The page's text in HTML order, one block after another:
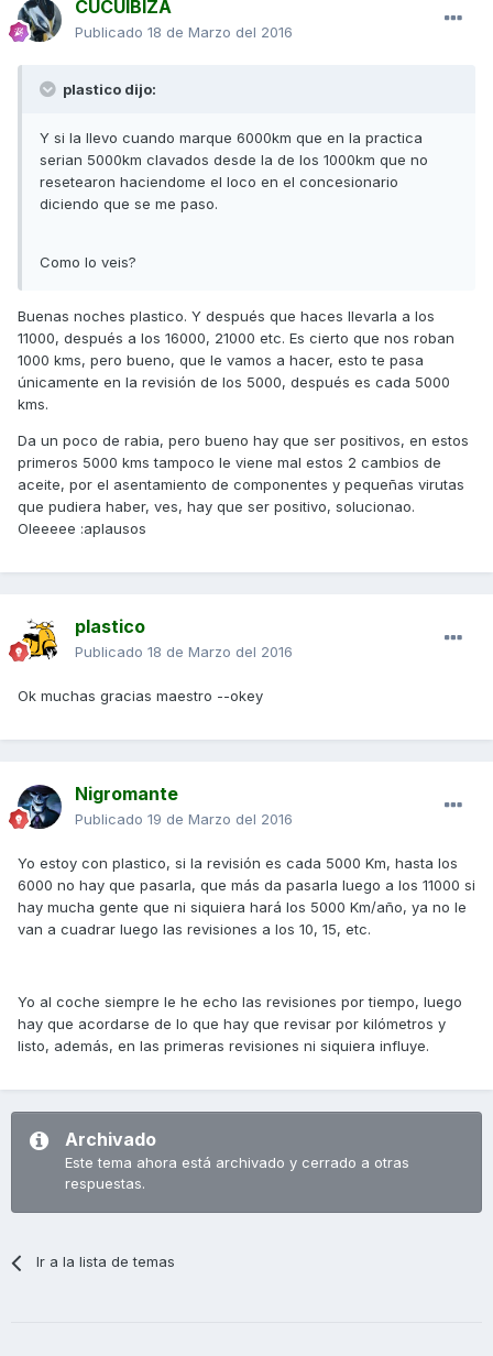
CUCUIBIZA
Publicado 18 de Marzo del 2016
plastico dijo:
Y si la llevo cuando marque 6000km que en la practica
serian 5000km clavados desde la de los 1000km que no
resetearon haciendome el loco en el concesionario
diciendo que se me paso.
Como lo veis?
Buenas noches plastico. Y después que haces llevarla a los
11000, después a los 16000, 21000 etc. Es cierto que nos roban
1000 kms, pero bueno, que le vamos a hacer, esto te pasa
únicamente en la revisión de los 5000, después es cada 5000
kms.
Da un poco de rabia, pero bueno hay que ser positivos, en estos
primeros 5000 kms tampoco le viene mal estos 2 cambios de
aceite, por el asentamiento de componentes y pequeñas virutas
que pudiera haber, ves, hay que ser positivo, solucionao.
Oleeeee :aplausos
plastico
Publicado 18 de Marzo del 2016
Ok muchas gracias maestro --okey
Nigromante
Publicado 19 de Marzo del 2016
Yo estoy con plastico, si la revisión es cada 5000 Km, hasta los
6000 no hay que pasarla, que más da pasarla luego a los 11000 si
hay mucha gente que ni siquiera hará los 5000 Km/año, ya no le
van a cuadrar luego las revisiones a los 10, 15, etc.
Yo al coche siempre le he echo las revisiones por tiempo, luego
hay que acordarse de lo que hay que revisar por kilómetros y
listo, además, en las primeras revisiones ni siquiera influye.
Archivado
Este tema ahora está archivado y cerrado a otras
respuestas.
Ir a la lista de temas